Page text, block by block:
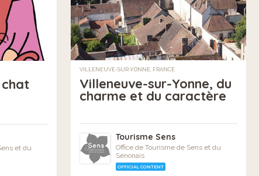
et du
VILLENEUVE-SUR-YONNE, FRANCE
Villeneuve-sur-Yonne, du
charme et du caractère
Tourisme Sens
Office de Tourisme de Sens et du
Sénonais
OFFICIAL CONTENT